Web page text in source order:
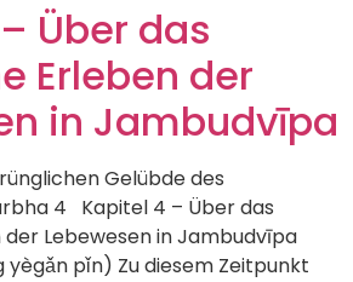
Über das
Erleben der
in Jambudvīpa
Gelübde des
4 Kapitel 4 – Über das
Lebewesen in Jambudvīpa
yègǎn pǐn) Zu diesem Zeitpunkt